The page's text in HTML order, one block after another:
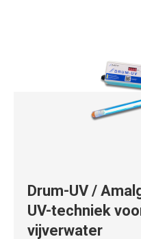
Drum-UV /
UV-techniek
vijverwater